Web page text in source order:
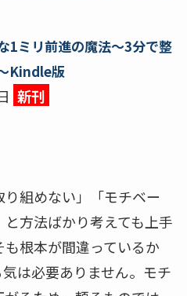
1ミリ前進の魔法～3分で整
Kindle版
新刊
り組めない」「モチベー
方法ばかり考えても上手
根本が間違っているか
は必要ありません。モチ